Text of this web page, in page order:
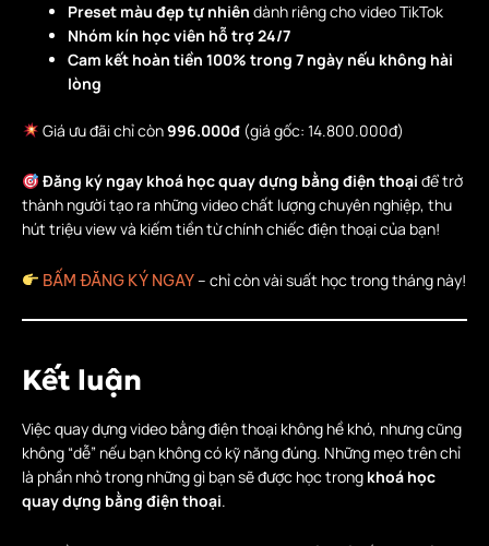
Preset màu đẹp tự nhiên dành riêng cho video TikTok
Nhóm kín học viên hỗ trợ 24/7
Cam kết hoàn tiền 100% trong 7 ngày nếu không hài
lòng
Giá ưu đãi chỉ còn996.000đ(giá gốc: 14.800.000đ)
Đăng ký ngay khoá học quay dựng bằng điện thoại để trở
thành người tạo ra những video chất lượng chuyên nghiệp, thu
hút triệu view và kiếm tiền từ chính chiếc điện thoại của bạn!
BẤM ĐĂNG KÝ NGAY– chỉ còn vài suất học trong tháng này!
Kết luận
Việc quay dựng video bằng điện thoại không hề khó, nhưng cũng
không “dễ” nếu bạn không có kỹ năng đúng. Những mẹo trên chỉ
là phần nhỏ trong những gì bạn sẽ được học trong khoá học
quay dựng bằng điện thoại.